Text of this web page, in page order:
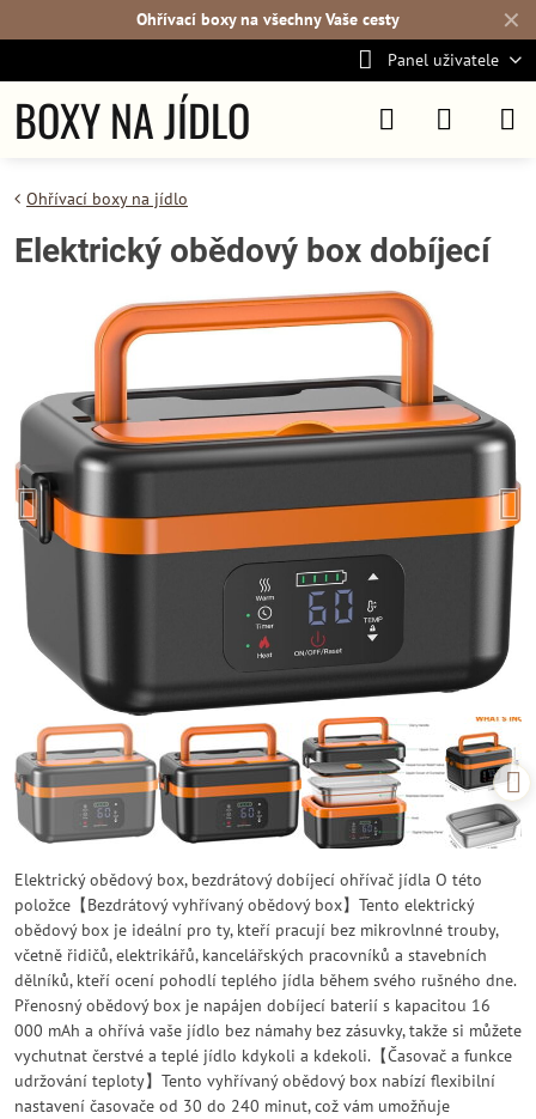
✕
Ohřívací boxy na všechny Vaše cesty
Panel uživatele
BOXY NA JÍDLO
Ohřívací boxy na jídlo
Elektrický obědový box dobíjecí
Elektrický obědový box, bezdrátový dobíjecí ohřívač jídla O této
položce【Bezdrátový vyhřívaný obědový box】Tento elektrický
obědový box je ideální pro ty, kteří pracují bez mikrovlnné trouby,
včetně řidičů, elektrikářů, kancelářských pracovníků a stavebních
dělníků, kteří ocení pohodlí teplého jídla během svého rušného dne.
Přenosný obědový box je napájen dobíjecí baterií s kapacitou 16
000 mAh a ohřívá vaše jídlo bez námahy bez zásuvky, takže si můžete
vychutnat čerstvé a teplé jídlo kdykoli a kdekoli.【Časovač a funkce
udržování teploty】Tento vyhřívaný obědový box nabízí flexibilní
nastavení časovače od 30 do 240 minut, což vám umožňuje